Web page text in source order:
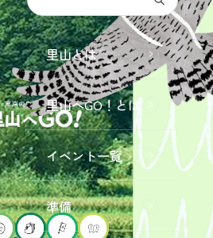
里山とは
里山へGO！とは
イベント一覧
準備